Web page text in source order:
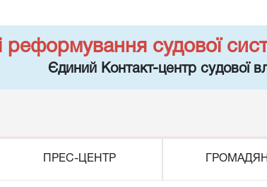
реформування судової
Єдиний Контакт-центр судової
ПРЕС-ЦЕНТР